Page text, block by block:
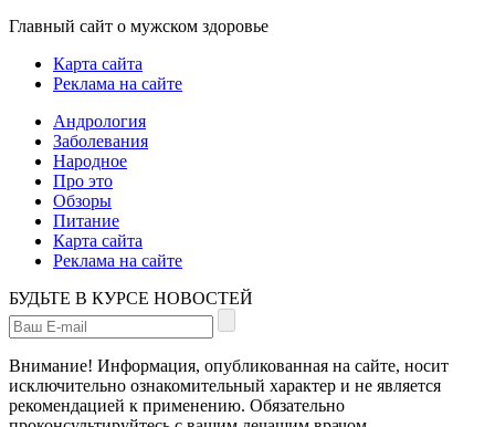
Главный сайт о мужском здоровье
Карта сайта
Реклама на сайте
Андрология
Заболевания
Народное
Про это
Обзоры
Питание
Карта сайта
Реклама на сайте
БУДЬТЕ В КУРСЕ НОВОСТЕЙ
Внимание! Информация, опубликованная на сайте, носит
исключительно ознакомительный характер и не является
рекомендацией к применению. Обязательно